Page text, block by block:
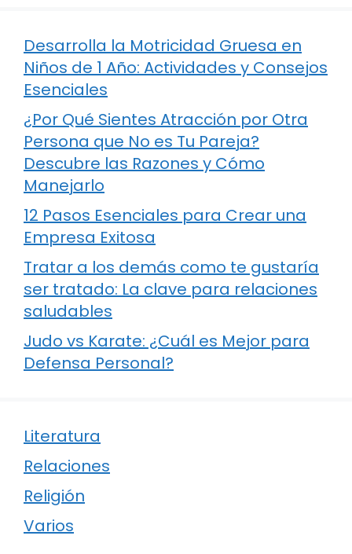
Desarrolla la Motricidad Gruesa en
Niños de 1 Año: Actividades y Consejos
Esenciales
¿Por Qué Sientes Atracción por Otra
Persona que No es Tu Pareja?
Descubre las Razones y Cómo
Manejarlo
12 Pasos Esenciales para Crear una
Empresa Exitosa
Tratar a los demás como te gustaría
ser tratado: La clave para relaciones
saludables
Judo vs Karate: ¿Cuál es Mejor para
Defensa Personal?
Literatura
Relaciones
Religión
Varios